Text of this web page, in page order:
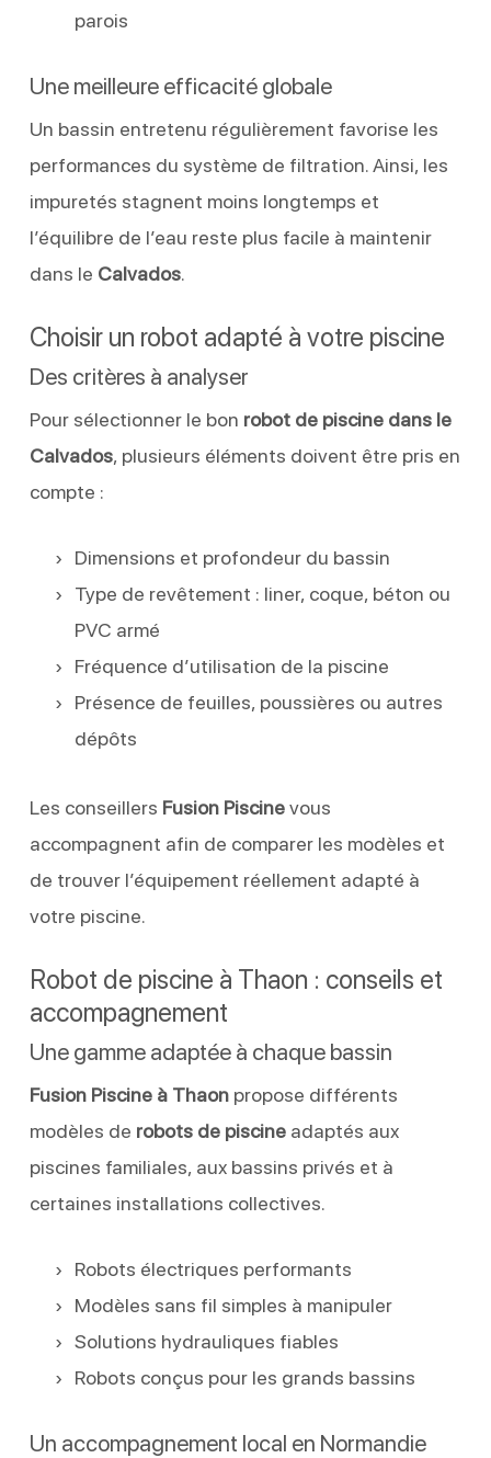
parois
Une meilleure efficacité globale
Un bassin entretenu régulièrement favorise les
performances du système de filtration. Ainsi, les
impuretés stagnent moins longtemps et
l’équilibre de l’eau reste plus facile à maintenir
dans le Calvados.
Choisir un robot adapté à votre piscine
Des critères à analyser
Pour sélectionner le bon robot de piscine dans le
Calvados, plusieurs éléments doivent être pris en
compte :
Dimensions et profondeur du bassin
Type de revêtement : liner, coque, béton ou
PVC armé
Fréquence d’utilisation de la piscine
Présence de feuilles, poussières ou autres
dépôts
Les conseillers Fusion Piscinevous
accompagnent afin de comparer les modèles et
de trouver l’équipement réellement adapté à
votre piscine.
Robot de piscine à Thaon : conseils et
accompagnement
Une gamme adaptée à chaque bassin
Fusion Piscine à Thaonpropose différents
modèles de robots de piscineadaptés aux
piscines familiales, aux bassins privés et à
certaines installations collectives.
Robots électriques performants
Modèles sans fil simples à manipuler
Solutions hydrauliques fiables
Robots conçus pour les grands bassins
Un accompagnement local en Normandie